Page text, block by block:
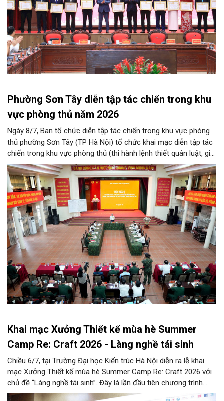
Phường Sơn Tây diễn tập tác chiến trong khu
vực phòng thủ năm 2026
Ngày 8/7, Ban tổ chức diễn tập tác chiến trong khu vực phòng
thủ phường Sơn Tây (TP Hà Nội) tổ chức khai mạc diễn tập tác
chiến trong khu vực phòng thủ (thi hành lệnh thiết quân luật, giới
nghiêm) năm 2026.
Khai mạc Xưởng Thiết kế mùa hè Summer
Camp Re: Craft 2026 - Làng nghề tái sinh
Chiều 6/7, tại Trường Đại học Kiến trúc Hà Nội diễn ra lễ khai
mạc Xưởng Thiết kế mùa hè Summer Camp Re: Craft 2026 với
chủ đề “Làng nghề tái sinh”. Đây là lần đầu tiên chương trình
được tổ chức tại khu vực phía Bắc, tiếp nối thành công của bốn